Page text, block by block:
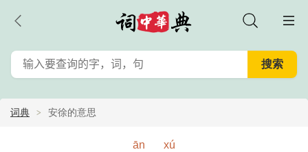
词典 安徐的意思
ān xú